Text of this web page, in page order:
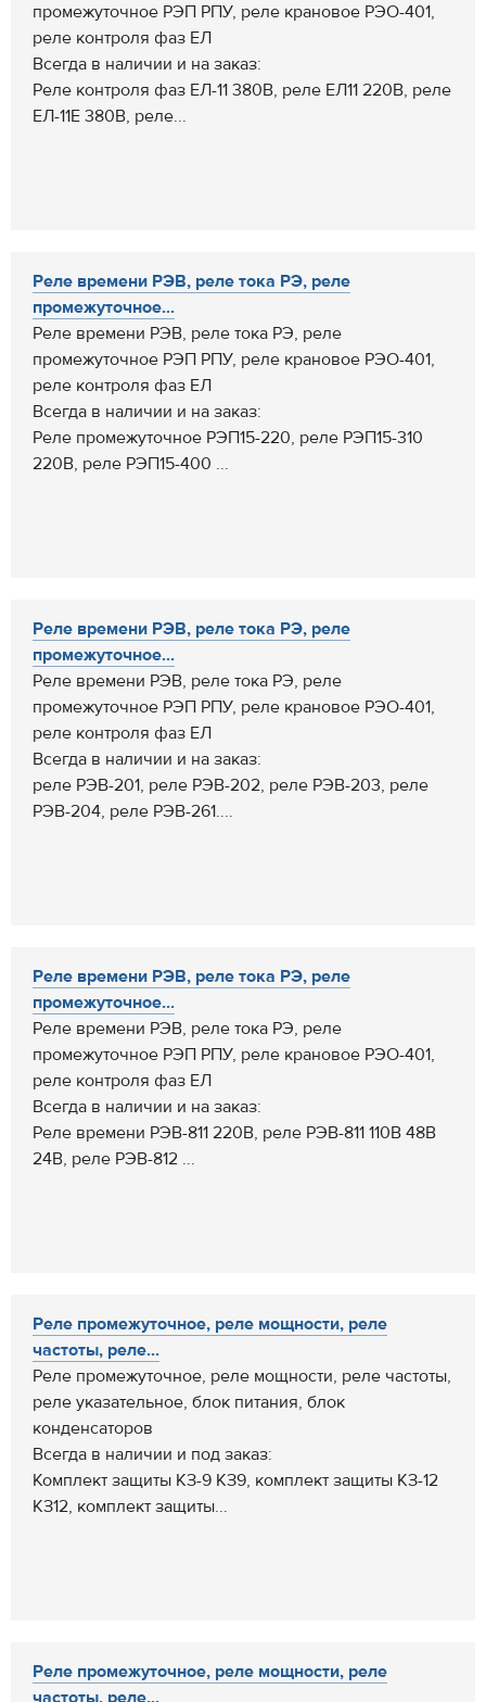
промежуточное РЭП РПУ, реле крановое РЭО-401,
реле контроля фаз ЕЛ
Всегда в наличии и на заказ:
Реле контроля фаз ЕЛ-11 380В, реле ЕЛ11 220В, реле
ЕЛ-11Е 380В, реле...
Реле времени РЭВ, реле тока РЭ, реле
промежуточное...
Реле времени РЭВ, реле тока РЭ, реле
промежуточное РЭП РПУ, реле крановое РЭО-401,
реле контроля фаз ЕЛ
Всегда в наличии и на заказ:
Реле промежуточное РЭП15-220, реле РЭП15-310
220В, реле РЭП15-400 ...
Реле времени РЭВ, реле тока РЭ, реле
промежуточное...
Реле времени РЭВ, реле тока РЭ, реле
промежуточное РЭП РПУ, реле крановое РЭО-401,
реле контроля фаз ЕЛ
Всегда в наличии и на заказ:
реле РЭВ-201, реле РЭВ-202, реле РЭВ-203, реле
РЭВ-204, реле РЭВ-261....
Реле времени РЭВ, реле тока РЭ, реле
промежуточное...
Реле времени РЭВ, реле тока РЭ, реле
промежуточное РЭП РПУ, реле крановое РЭО-401,
реле контроля фаз ЕЛ
Всегда в наличии и на заказ:
Реле времени РЭВ-811 220В, реле РЭВ-811 110В 48В
24В, реле РЭВ-812 ...
Реле промежуточное, реле мощности, реле
частоты, реле...
Реле промежуточное, реле мощности, реле частоты,
реле указательное, блок питания, блок
конденсаторов
Всегда в наличии и под заказ:
Комплект защиты КЗ-9 КЗ9, комплект защиты КЗ-12
КЗ12, комплект защиты...
Реле промежуточное, реле мощности, реле
частоты, реле...